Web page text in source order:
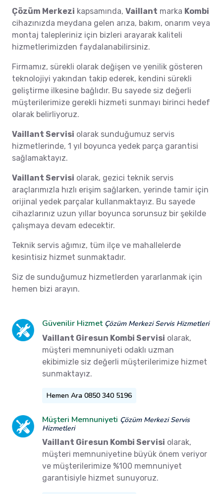
Çözüm Merkezi kapsamında, Vaillant marka Kombi
cihazınızda meydana gelen arıza, bakım, onarım veya
montaj talepleriniz için bizleri arayarak kaliteli
hizmetlerimizden faydalanabilirsiniz.
Firmamız, sürekli olarak değişen ve yenilik gösteren
teknolojiyi yakından takip ederek, kendini sürekli
geliştirme ilkesine bağlıdır. Bu sayede siz değerli
müşterilerimize gerekli hizmeti sunmayı birinci hedef
olarak belirliyoruz.
Vaillant Servisi olarak sunduğumuz servis
hizmetlerinde, 1 yıl boyunca yedek parça garantisi
sağlamaktayız.
Vaillant Servisi olarak, gezici teknik servis
araçlarımızla hızlı erişim sağlarken, yerinde tamir için
orijinal yedek parçalar kullanmaktayız. Bu sayede
cihazlarınız uzun yıllar boyunca sorunsuz bir şekilde
çalışmaya devam edecektir.
Teknik servis ağımız, tüm ilçe ve mahallelerde
kesintisiz hizmet sunmaktadır.
Siz de sunduğumuz hizmetlerden yararlanmak için
hemen bizi arayın.
Güvenilir Hizmet Çözüm Merkezi Servis Hizmetleri
Vaillant Giresun Kombi Servisi olarak,
müşteri memnuniyeti odaklı uzman
ekibimizle siz değerli müşterilerimize hizmet
sunmaktayız.
Hemen Ara 0850 340 5196
Müşteri Memnuniyeti Çözüm Merkezi Servis
Hizmetleri
Vaillant Giresun Kombi Servisi olarak,
müşteri memnuniyetine büyük önem veriyor
ve müşterilerimize %100 memnuniyet
garantisiyle hizmet sunuyoruz.